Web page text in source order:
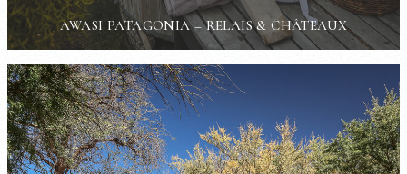
AWASI PATAGONIA – RELAIS & CHÂTEAUX